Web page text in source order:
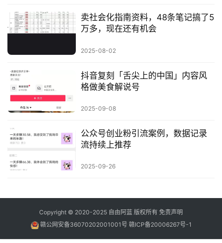
卖社会化指南资料，48条笔记搞了5
万多，现在还有机会
2025-08-02
抖音复刻「舌尖上的中国」内容风
格做美食解说号
2025-09-08
公众号创业粉引流案例，数据记录
流持续上推荐
2025-09-26
Copyright © 2020-2025 自由阿蓝 版权所有 免责声明
赣公网安备36070202001001号 赣ICP备20006267号-1